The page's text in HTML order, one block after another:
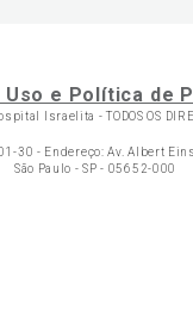
e Política de
Israelita -TODOS OS
30 - Endereço: Av. Albert
São Paulo - SP - 05652-000